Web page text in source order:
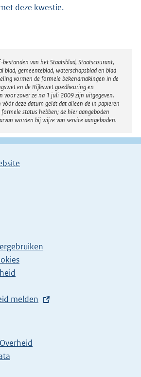
deze kwestie.
van het Staatsblad, Staatscourant,
blad, gemeenteblad, waterschapsblad en blad
vormen de formele bekendmakingen in de
en de Rijkswet goedkeuring en
voor zover ze na 1 juli 2009 zijn uitgegeven.
deze datum geldt dat alleen de in papieren
status hebben; de hier aangeboden
worden bij wijze van service aangeboden.
melden